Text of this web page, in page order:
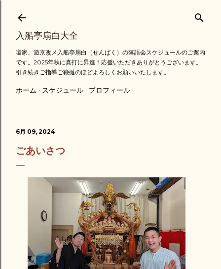
スキップしてメイン コンテンツに移動
入船亭扇白大全
噺家、遊京改メ入船亭扇白（せんぱく）の落語会スケジュールのご案内
です。2025年秋に真打に昇進！応援いただきありがとうございます。
引き続きご指導ご鞭撻のほどよろしくお願いいたします。
ホーム スケジュール プロフィール
6月 09, 2024
ごあいさつ